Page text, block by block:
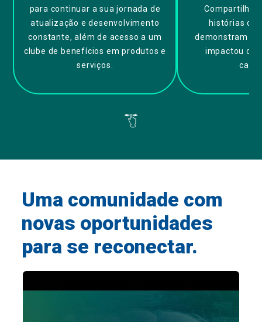
para continuar a sua jornada de
atualização e desenvolvimento
constante, além de acesso a um
clube de benefícios em produtos e
serviços.
Compartilhe
histórias
demonstram
impactou
Uma comunidade com
novas oportunidades
para se reconectar.